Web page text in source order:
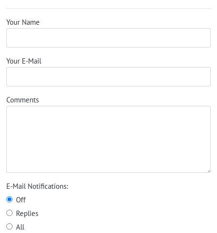
Your Name
Your E-Mail
Comments
E-Mail Notifications:
Off
Replies
All